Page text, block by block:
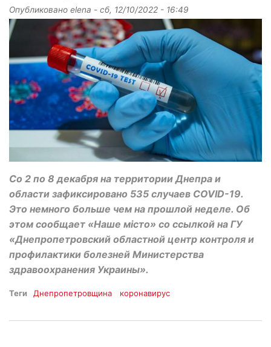
Опубликовано elena - сб, 12/10/2022 - 16:49
Со 2 по 8 декабря на территории Днепра и
области зафиксировано 535 случаев COVID-19.
Это немного больше чем на прошлой неделе. Об
этом сообщает «Наше місто» со ссылкой на ГУ
«Днепропетровский областной центр контроля и
профилактики болезней Министерства
здравоохранения Украины».
Теги Днепропетровщина коронавирус